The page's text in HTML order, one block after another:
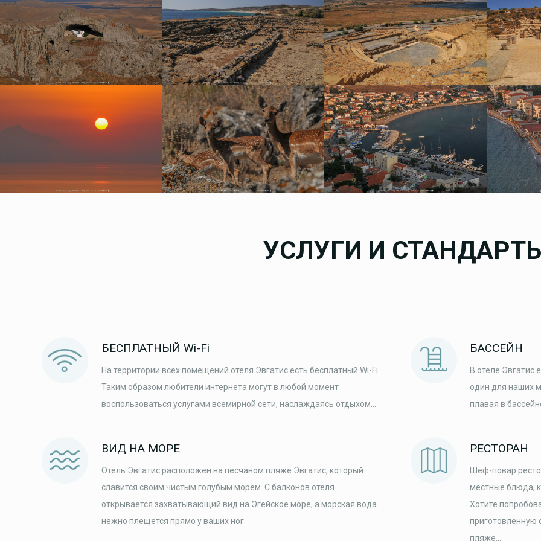
УСЛУГИ И
БЕСПЛАТНЫЙ Wi-Fi
На территории всех помещений отеля Эвгатис есть бесплатный Wi-Fi.
Таким образом любители интернета могут в любой момент
воспользоваться услугами всемирной сети, наслаждаясь отдыхом...
ВИД НА МОРЕ
Отель Эвгатис расположен на песчаном пляже Эвгатис, который
славится своим чистым голубым морем. С балконов отеля
открывается захватывающий вид на Эгейское море, а морская вода
нежно плещется прямо у ваших ног.
БАССЕЙН
В отеле Эвгатис
один для наших
плавая в
РЕСТОРАН
Шеф-повар
местные блюда,
Хотите
приготовленную
пляже...